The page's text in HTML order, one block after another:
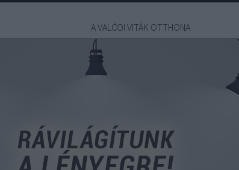
A VALÓDI VITÁK OTTHONA